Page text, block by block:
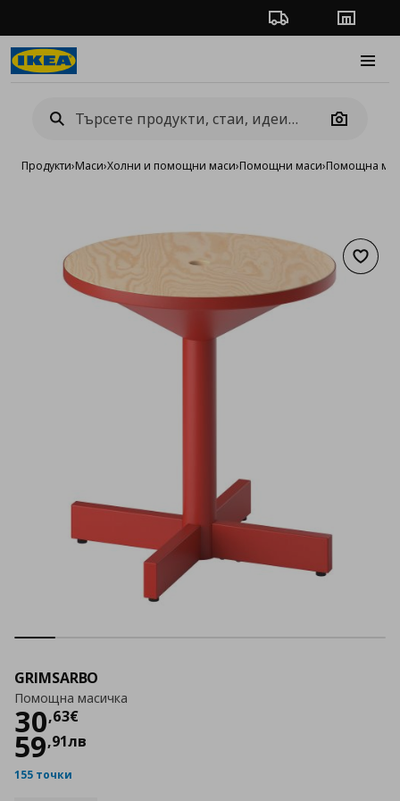
Проследяване на
Camera
Продукти›Маси›Холни и помощни маси›Помощни маси›Помощна
GRIMSARBO
Помощна масичка
30,63€
Цена
59,91лв
155 точки